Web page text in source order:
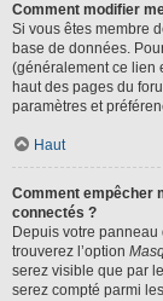
Comment modifier
Si vous êtes membre
base de données.
(généralement ce lien
haut des pages du
paramètres et
Haut
Comment empêcher
connectés ?
Depuis votre panneau
trouverez l’option
serez visible que par
serez compté parmi